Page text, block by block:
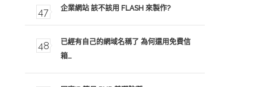
企業網站 該不該用 FLASH 來製作?
已經有自己的網域名稱了 為何還用免費信
箱…